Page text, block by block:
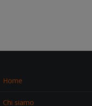
Home
Chi siamo